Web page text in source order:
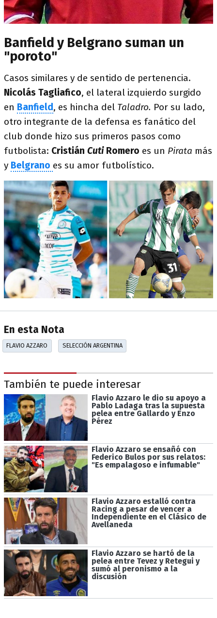
Banfield y Belgrano suman un
"poroto"
Casos similares y de sentido de pertenencia.
Nicolás Tagliafico, el lateral izquierdo surgido
en Banfield , es hincha del Taladro. Por su lado,
otro integrante de la defensa es fanático del
club donde hizo sus primeros pasos como
futbolista: Cristián CutiRomero es un Pirata más
y Belgrano es su amor futbolístico.
En esta Nota
FLAVIO AZZARO SELECCIÓN ARGENTINA
También te puede interesar
Flavio Azzaro le dio su apoyo a
Pablo Ladaga tras la supuesta
pelea entre Gallardo y Enzo
Pérez
Flavio Azzaro se ensañó con
Federico Bulos por sus relatos:
"Es empalagoso e infumable"
Flavio Azzaro estalló contra
Racing a pesar de vencer a
Independiente en el Clásico de
Avellaneda
Flavio Azzaro se hartó de la
pelea entre Tevez y Retegui y
sumó al peronismo a la
discusión